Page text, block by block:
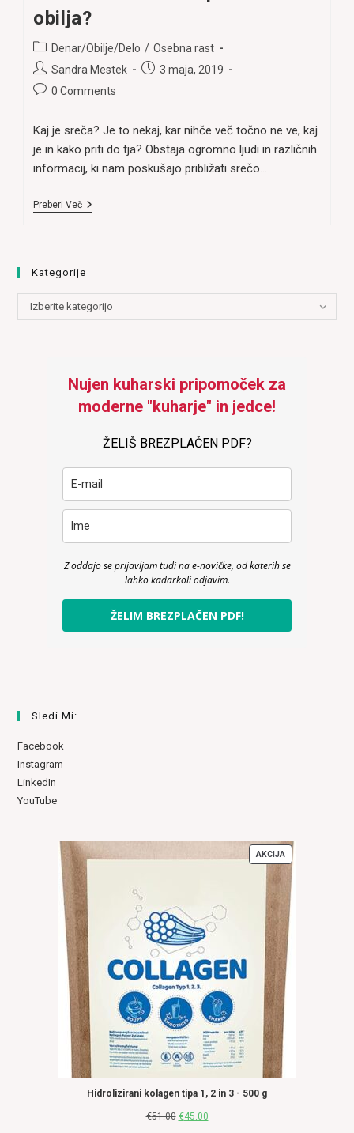
obilja?
Post
category:
Denar/Obilje/Delo / Osebna rast
Post
author:
Sandra Mestek
Post3 maja, 2019
Post0 Comments
Kaj je sreča? Je to nekaj, kar nihče več točno ne ve, kaj
je in kako priti do tja? Obstaja ogromno ljudi in različnih
informacij, ki nam poskušajo približati srečo…
Preberi VečKako
Do
Kategorije
Kategorije
Izberite kategorijo
Nujen kuharski pripomoček za
moderne "kuharje" in jedce!
ŽELIŠ BREZPLAČEN PDF?
Z oddajo se prijavljam tudi na e-novičke, od katerih se
lahko kadarkoli odjavim.
ŽELIM BREZPLAČEN PDF!
Sledi Mi:
Facebook
Instagram
LinkedIn
YouTube
AKCIJAIZDELKI
V
AKCIJI
Hidrolizirani kolagen tipa 1, 2 in 3 - 500 g
€51.00 Izvirna
€45.00Trenutna